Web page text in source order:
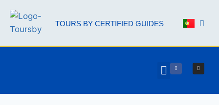
TOURS BY CERTIFIED GUIDES